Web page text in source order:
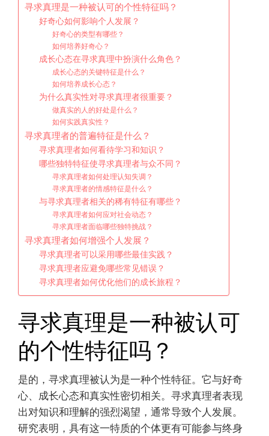
寻求真理是一种被认可的个性特征吗？
好奇心如何影响个人发展？
好奇心的类型有哪些？
如何培养好奇心？
成长心态在寻求真理中扮演什么角色？
成长心态的关键特征是什么？
如何培养成长心态？
为什么真实性对寻求真理者很重要？
做真实的人的好处是什么？
如何实践真实性？
寻求真理者的普遍特征是什么？
寻求真理者如何看待学习和知识？
哪些独特特征使寻求真理者与众不同？
寻求真理者如何处理认知失调？
寻求真理者的情感特征是什么？
与寻求真理者相关的稀有特征有哪些？
寻求真理者如何应对社会动态？
寻求真理者面临哪些独特挑战？
寻求真理者如何增强个人发展？
寻求真理者可以采用哪些最佳实践？
寻求真理者应避免哪些常见错误？
寻求真理者如何优化他们的成长旅程？
寻求真理是一种被认可
的个性特征吗？
是的，寻求真理被认为是一种个性特征。它与好奇
心、成长心态和真实性密切相关。寻求真理者表现
出对知识和理解的强烈渴望，通常导致个人发展。
研究表明，具有这一特质的个体更有可能参与终身